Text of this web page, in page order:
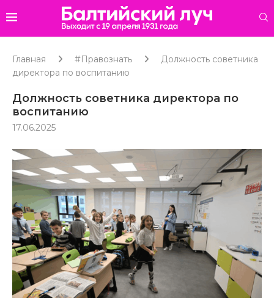
Главная #Правознать
Должность советника
директора по воспитанию
Должность советника директора по
воспитанию
17.06.2025